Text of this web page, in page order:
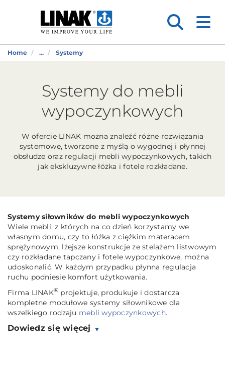
Home ... Systemy
Systemy do mebli
wypoczynkowych
W ofercie LINAK można znaleźć różne rozwiązania
systemowe, tworzone z myślą o wygodnej i płynnej
obsłudze oraz regulacji mebli wypoczynkowych, takich
jak ekskluzywne łóżka i fotele rozkładane.
Systemy siłowników do mebli wypoczynkowych
Wiele mebli, z których na co dzień korzystamy we
własnym domu, czy to łóżka z ciężkim materacem
sprężynowym, lżejsze konstrukcje ze stelażem listwowym
czy rozkładane tapczany i fotele wypoczynkowe, można
udoskonalić. W każdym przypadku płynna regulacja
ruchu podniesie komfort użytkowania.
Firma LINAK® projektuje, produkuje i dostarcza
kompletne modułowe systemy siłownikowe dla
wszelkiego rodzaju mebli wypoczynkowych.
Dowiedz się więcej